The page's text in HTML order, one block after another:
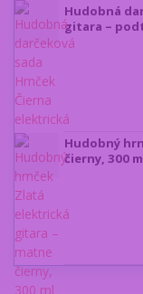
Hudobná
gitara –
Hudobný
čierny, 300